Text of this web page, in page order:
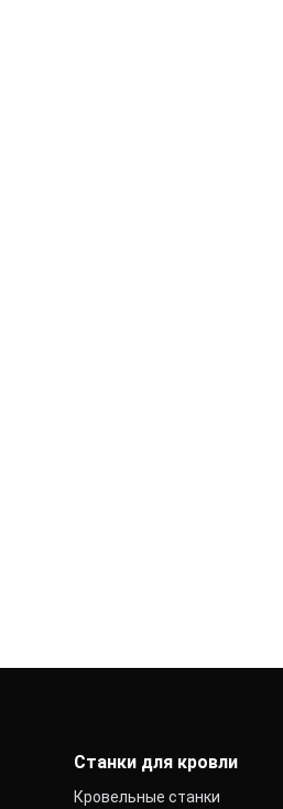
Станки для кровли
Кровельные станки